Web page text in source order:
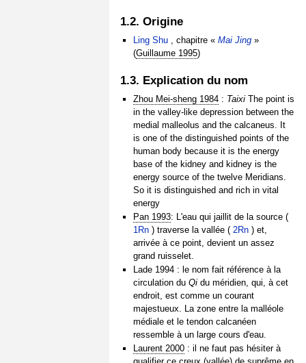
1.2. Origine
Ling Shu , chapitre «Mai Jing »
(Guillaume 1995)
1.3. Explication du nom
Zhou Mei-sheng 1984 : Taixi The point is
in the valley-like depression between the
medial malleolus and the calcaneus. It
is one of the distinguished points of the
human body because it is the energy
base of the kidney and kidney is the
energy source of the twelve Meridians.
So it is distinguished and rich in vital
energy
Pan 1993: L'eau qui jaillit de la source (
1Rn ) traverse la vallée (2Rn ) et,
arrivée à ce point, devient un assez
grand ruisselet.
Lade 1994 : le nom fait référence à la
circulation duQi du méridien, qui, à cet
endroit, est comme un courant
majestueux. La zone entre la malléole
médiale et le tendon calcanéen
ressemble à un large cours d'eau.
Laurent 2000 : il ne faut pas hésiter à